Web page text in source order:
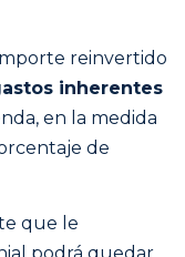
reinvertido
inherentes
en la medida
de
que le